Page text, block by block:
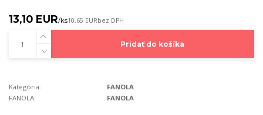
13,10 EUR/ks10,65 EURbez DPH
Pridať do košíka
Kategória:
FANOLA
FANOLA:
FANOLA